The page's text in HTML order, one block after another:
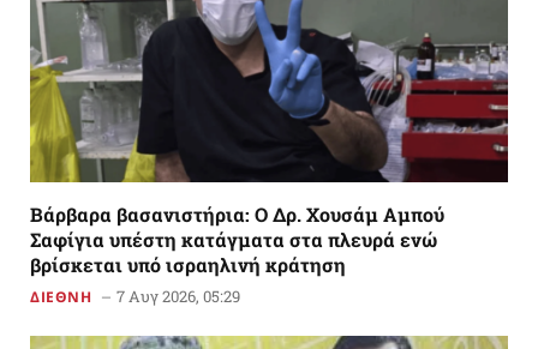
Βάρβαρα βασανιστήρια: Ο Δρ. Χουσάμ Αμπού
Σαφίγια υπέστη κατάγματα στα πλευρά ενώ
βρίσκεται υπό ισραηλινή κράτηση
ΔΙΕΘΝΗ 7 Αυγ 2026, 05:29